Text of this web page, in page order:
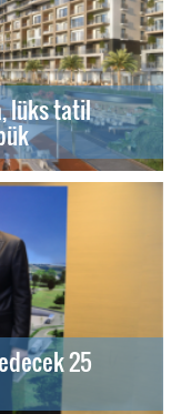
lüks tatil
25